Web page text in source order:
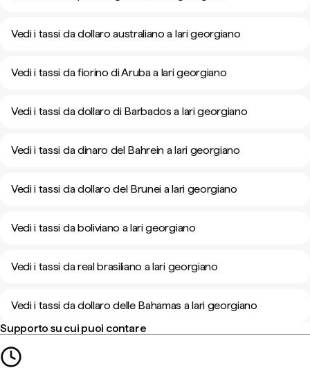
Vedi i tassi da dollaro australiano a lari georgiano
Vedi i tassi da fiorino di Aruba a lari georgiano
Vedi i tassi da dollaro di Barbados a lari georgiano
Vedi i tassi da dinaro del Bahrein a lari georgiano
Vedi i tassi da dollaro del Brunei a lari georgiano
Vedi i tassi da boliviano a lari georgiano
Vedi i tassi da real brasiliano a lari georgiano
Vedi i tassi da dollaro delle Bahamas a lari georgiano
Supporto su cui puoi contare